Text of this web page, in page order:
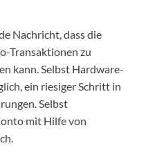
Nachricht, dass die
Transaktionen zu
kann. Selbst Hardware-
ein riesiger Schritt in
Selbst
mit Hilfe von